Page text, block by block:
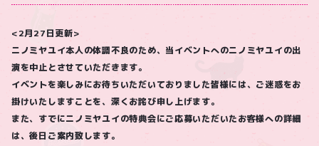
<2月27日更新>
ニノミヤユイ本人の体調不良のため、当イベントへのニノミヤユイの出
演を中止とさせていただきます。
イベントを楽しみにお待ちいただいておりました皆様には、ご迷惑をお
掛けいたしますことを、深くお詫び申し上げます。
また、すでにニノミヤユイの特典会にご応募いただいたお客様への詳細
は、後日ご案内致します。